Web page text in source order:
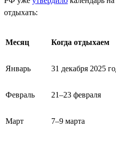
отдыхать:
Месяц Когда отдыхаем
Январь 31 декабря 2025
Февраль 21–23 февраля
Март 7–9 марта